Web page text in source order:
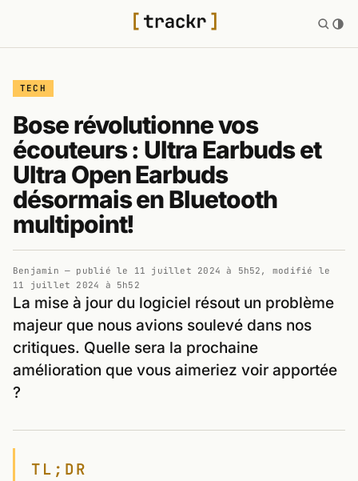
TECH
Bose révolutionne vos
écouteurs : Ultra Earbuds et
Ultra Open Earbuds
désormais en Bluetooth
multipoint!
Benjamin — publié le 11 juillet 2024 à 5h52 , modifié le
11 juillet 2024 à 5h52
La mise à jour du logiciel résout un problème
majeur que nous avions soulevé dans nos
critiques. Quelle sera la prochaine
amélioration que vous aimeriez voir apportée
?
TL;DR